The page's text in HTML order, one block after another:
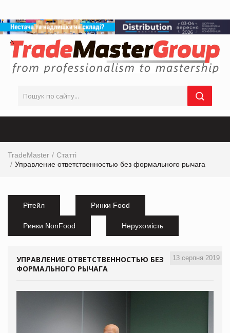
TradeMaster
Статті
Управление ответственностью без формального рычага
Рітейл Ринки Food
Ринки NonFood Нерухомість
13 серпня 2019
УПРАВЛЕНИЕ ОТВЕТСТВЕННОСТЬЮ БЕЗ
ФОРМАЛЬНОГО РЫЧАГА